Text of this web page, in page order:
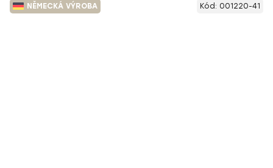
NĚMECKÁ VÝROBA Kód: 001220-41